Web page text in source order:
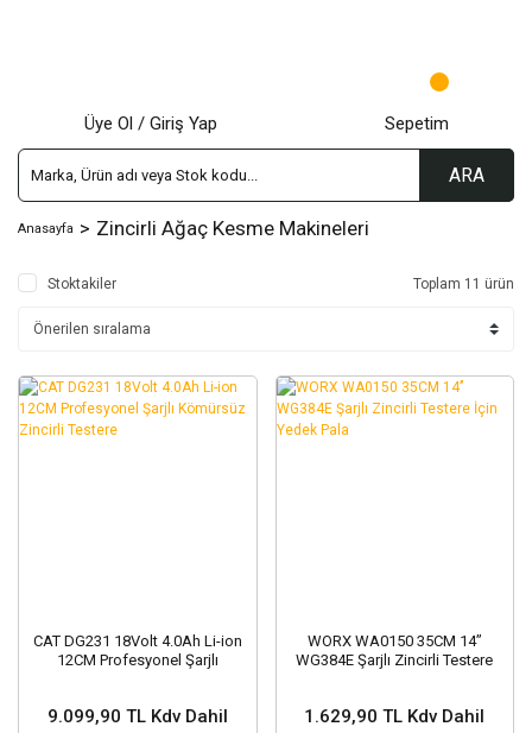
ARA
Üye Ol / Giriş Yap Sepetim
Anasayfa Zincirli Ağaç Kesme Makineleri
Stoktakiler Toplam 11 ürün
CAT DG231 18Volt 4.0Ah Li-ion
12CM Profesyonel Şarjlı
9.099,90 TL Kdv Dahil
WORX WA0150 35CM 14’’
WG384E Şarjlı Zincirli Testere
1.629,90 TL Kdv Dahil